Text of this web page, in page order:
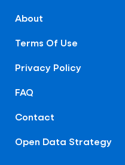
About
Terms Of Use
Privacy Policy
FAQ
Contact
Open Data Strategy